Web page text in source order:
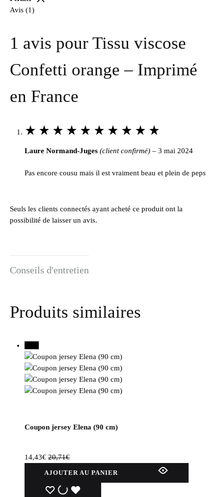
Avis (1)
1 avis pour Tissu viscose
Confetti orange – Imprimé
en France
out
5
Laure Normand-Juges (client confirmé) – 3 mai 2024
Pas encore cousu mais il est vraiment beau et plein de peps
Seuls les clients connectés ayant acheté ce produit ont la
possibilité de laisser un avis.
Conseils d'entretien
Produits similaires
Coupon jersey Elena (90 cm)
14,43€ 20,71€
AJOUTER AU PANIER
WISHLIST
WISHLIST